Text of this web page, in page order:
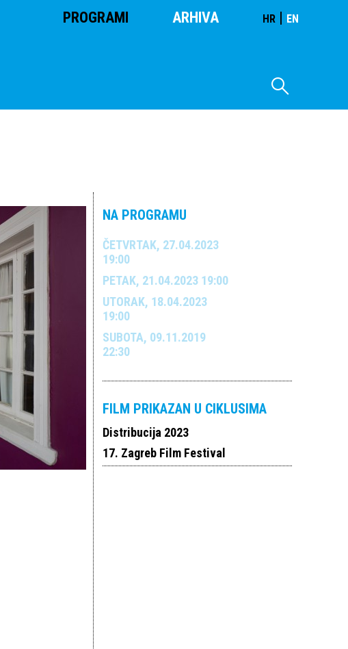
PROGRAMI ARHIVA HR | EN
NA PROGRAMU
ČETVRTAK, 27.04.2023
19:00
PETAK, 21.04.2023 19:00
UTORAK, 18.04.2023
19:00
SUBOTA, 09.11.2019
22:30
FILM PRIKAZAN U CIKLUSIMA
Distribucija 2023
17. Zagreb Film Festival